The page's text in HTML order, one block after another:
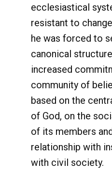
ecclesiastical
resistant to
he was forced to
canonical
increased
community of
based on the
of God, on the
of its members
relationship with
with civil society.